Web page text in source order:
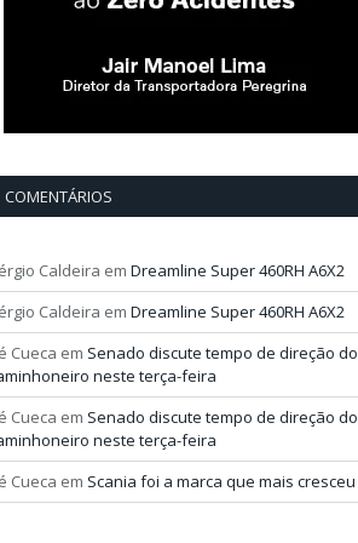
COMENTÁRIOS
Caldeira em Dreamline Super 460RH A6X2
Caldeira em Dreamline Super 460RH A6X2
Cueca em Senado discute tempo de direção do
neste terça-feira
Cueca em Senado discute tempo de direção do
neste terça-feira
Cueca em Scania foi a marca que mais cresceu